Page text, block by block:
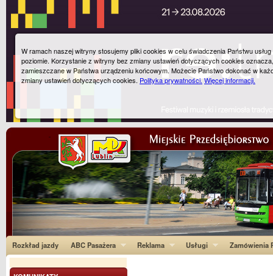
Rozkład jazdy ABC Pasażera Reklama Usługi Zamówienia
W ramach naszej witryny stosujemy pliki cookies w celu świadczenia Państwu
poziomie. Korzystanie z witryny bez zmiany ustawień dotyczących cookies
zamieszczane w Państwa urządzeniu końcowym. Możecie Państwo dokonać w
zmiany ustawień dotyczących cookies. Polityka prywatności.Więcej informacji.